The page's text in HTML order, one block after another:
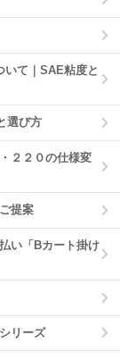
いて｜SAE粘度と
選び方
２２０の仕様変
提案
い「Bカート掛け
リーズ